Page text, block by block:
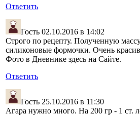
Ответить
Гость 02.10.2016 в 14:02
Строго по рецепту. Полученную
силиконовые формочки. Очень
Фото в Дневнике здесь на Сайте.
Ответить
Гость 25.10.2016 в 11:30
Агара нужно много. На 200 гр - 1 ст.